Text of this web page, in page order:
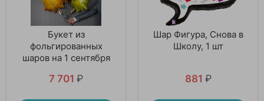
Букет из
фольгированных
шаров на 1 сентября
7 701 ₽
Шар Фигура, Снова в
Школу, 1 шт
881 ₽